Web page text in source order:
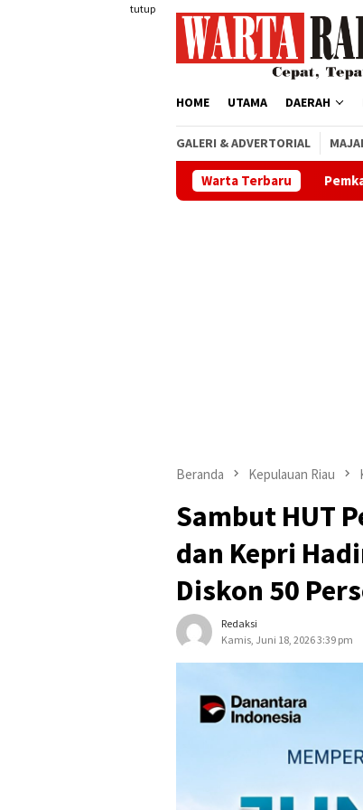
tutup
HOME UTAMA DAERAH
GALERI & ADVERTORIAL
Warta Terbaru
Pemkab Karimun Buka
Beranda Kepulauan Riau
Sambut HUT
dan Kepri
Diskon 50
Redaksi
Kamis, Juni 18, 2026 3:39 pm